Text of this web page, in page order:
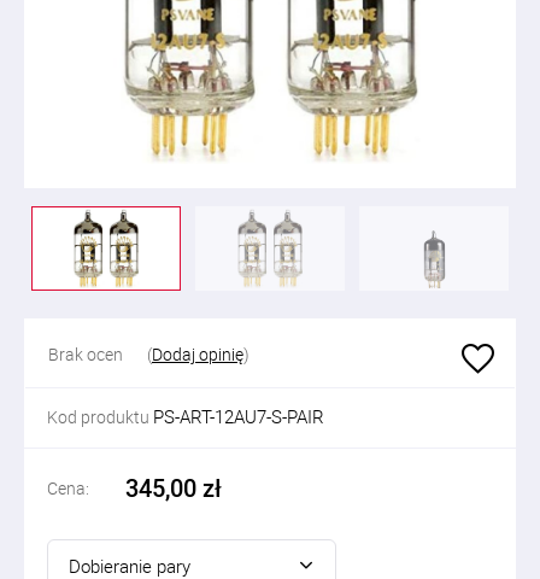
Brak ocen (Dodaj opinię)
Kod produktu PS-ART-12AU7-S-PAIR
Cena: 345,00 zł
Dobieranie pary